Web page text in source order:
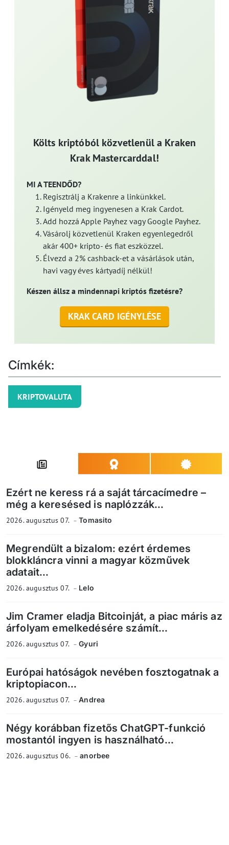
Költs kriptóból közvetlenül a Kraken
Krak Mastercarddal!
MI A TEENDŐD?
Regisztrálj a Krakenre a linkünkkel.
Igényeld meg ingyenesen a Krak Cardot.
Add hozzá Apple Payhez vagy Google Payhez.
Vásárolj közvetlenül Kraken egyenlegedről
akár 400+ kripto- és fiat eszközzel.
Élvezd a 2% cashback-et a vásárlások után,
havi vagy éves kártyadíj nélkül!
Készen állsz a mindennapi kriptós fizetésre?
KRAK CARD IGÉNYLÉSE
Címkék:
KRIPTOVALUTA
Ezért ne keress rá a saját tárcacímedre –
még a keresésed is naplózzák...
2026. augusztus 07. Tomasito
Megrendült a bizalom: ezért érdemes
blokkláncra vinni a magyar közművek
adatait...
2026. augusztus 07. Lelo
Jim Cramer eladja Bitcoinját, a piac máris az
árfolyam emelkedésére számít...
2026. augusztus 07. Gyuri
Európai hatóságok nevében fosztogatnak a
kriptopiacon...
2026. augusztus 07. Andrea
Négy korábban fizetős ChatGPT-funkció
mostantól ingyen is használható...
2026. augusztus 06. anorbee